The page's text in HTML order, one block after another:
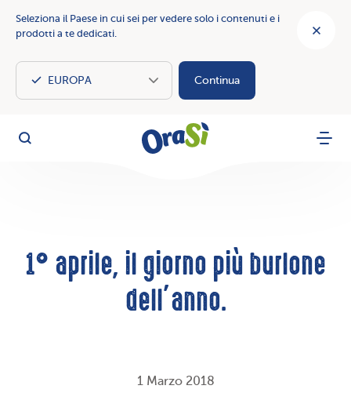
Seleziona il Paese in cui sei per vedere solo i contenuti e i
prodotti a te dedicati.
Continua
OraSì
Cerca Menu
1° aprile, il giorno più burlone
dell’anno.
1 Marzo 2018